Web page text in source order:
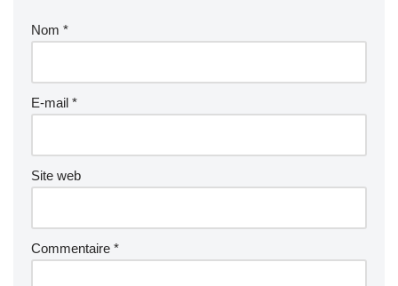
Nom *
E-mail *
Site web
Commentaire *